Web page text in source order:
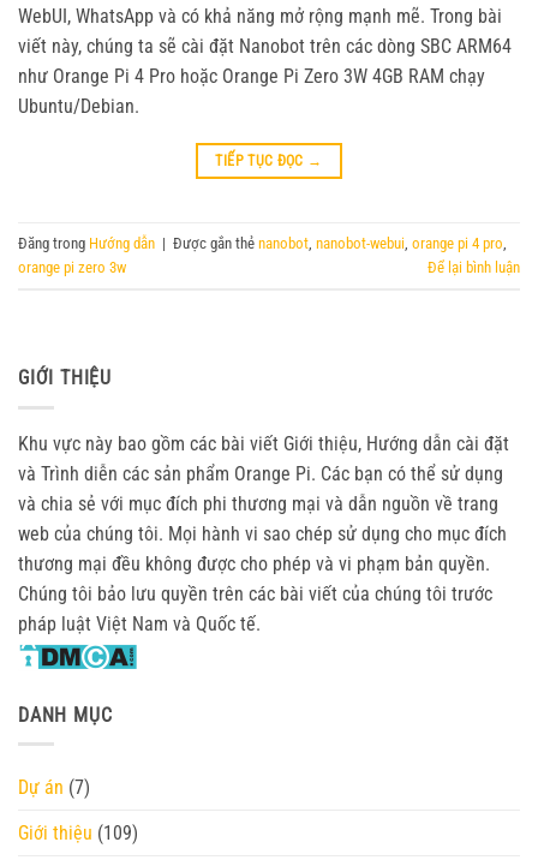
WebUI, WhatsApp và có khả năng mở rộng mạnh mẽ. Trong bài
viết này, chúng ta sẽ cài đặt Nanobot trên các dòng SBC ARM64
như Orange Pi 4 Pro hoặc Orange Pi Zero 3W 4GB RAM chạy
Ubuntu/Debian.
TIẾP TỤC ĐỌC →
Đăng trong Hướng dẫn | Được gắn thẻ nanobot nanobot-webui orange pi 4 pro
orange pi zero 3w
Để lại bình luận
GIỚI THIỆU
Khu vực này bao gồm các bài viết Giới thiệu, Hướng dẫn cài đặt
và Trình diễn các sản phẩm Orange Pi. Các bạn có thể sử dụng
và chia sẻ với mục đích phi thương mại và dẫn nguồn về trang
web của chúng tôi. Mọi hành vi sao chép sử dụng cho mục đích
thương mại đều không được cho phép và vi phạm bản quyền.
Chúng tôi bảo lưu quyền trên các bài viết của chúng tôi trước
pháp luật Việt Nam và Quốc tế.
DANH MỤC
Dự án (7)
Giới thiệu (109)